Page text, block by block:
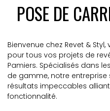
POSE DE
Bienvenue chez Revet &
pour tous vos projets de
Pamiers. Spécialisés dans
de gamme, notre
résultats impeccables
fonctionnalité.